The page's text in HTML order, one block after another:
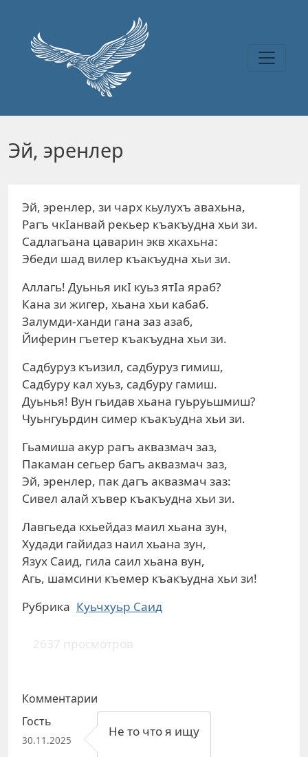
Эй, эренлер
Эй, эренлер, зи чарх кьулухъ авахьна,
Рагъ чкIанвай рекьер къакъудна хьи зи.
Садлагьана цаварин экв хкахьна:
Эбеди шад вилер къакъудна хьи зи.
Аллагь! Дуьнья икI куьз ятIа яраб?
Кана зи жигер, хьана хьи кабаб.
Залумди-ханди гана заз азаб,
Йиферин гъетер къакъудна хьи зи.
Садбуруз къизил, садбуруз гимиш,
Садбуру кал хуьз, садбуру гамиш.
Дуьнья! Вун гьидав хьана гуьруьшмиш?
Чуьнгуьрдин симер къакъудна хьи зи.
Гьамиша акур рагъ аквазмач заз,
Пакаман сегьер багъ аквазмач заз,
Эй, эренлер, пак дагъ аквазмач заз:
Сивел алай хъвер къакъудна хьи зи.
Лавгьеда кхьейдаз маил хьана зун,
Худади гайидаз наил хьана зун,
Язух Саид, гила саил хьана вун,
Агь, шамсини къемер къакъудна хьи зи!
Рубрика Куьчхуьр Саид
2637 просмотров
Комментарии
Гость
30.11.2025
Не то что я ищу